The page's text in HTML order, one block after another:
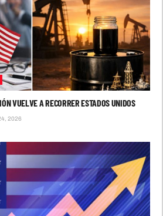
VUELVE A RECORRER ESTADOS UNIDOS
2026